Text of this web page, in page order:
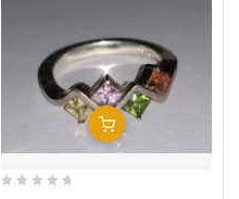
Добавить В Корзину